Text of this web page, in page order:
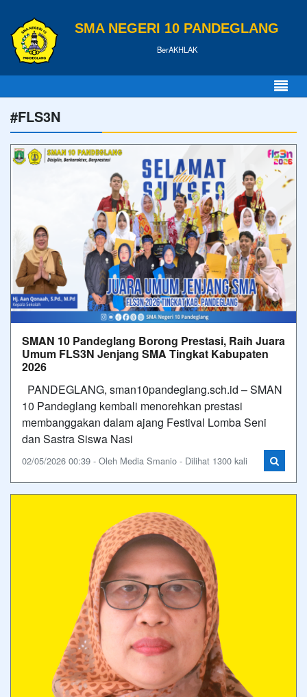
SMA NEGERI 10 PANDEGLANG
BerAKHLAK
#FLS3N
SMAN 10 Pandeglang Borong Prestasi, Raih Juara
Umum FLS3N Jenjang SMA Tingkat Kabupaten
2026
PANDEGLANG, sman10pandeglang.sch.id – SMAN
10 Pandeglang kembali menorehkan prestasi
membanggakan dalam ajang Festival Lomba Seni
dan Sastra Siswa Nasi
02/05/2026 00:39 - Oleh Media Smanio - Dilihat 1300 kali